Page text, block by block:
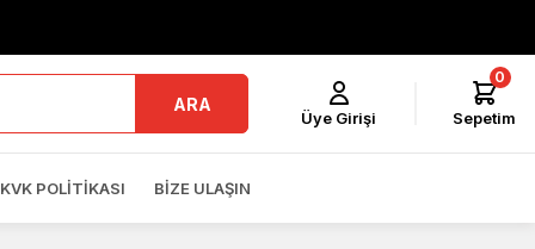
ARA
Üye Girişi
0
Sepetim
KVK POLITIKASI BIZE ULAŞIN